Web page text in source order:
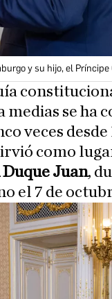
y su hijo, el
medias se
veces
como
Juan,
el 7 de